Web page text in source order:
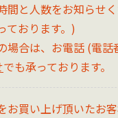
間と人数をお知らせ
ております。)
場合は、お電話 (電話
でも承っております。
お買い上げ頂いたお